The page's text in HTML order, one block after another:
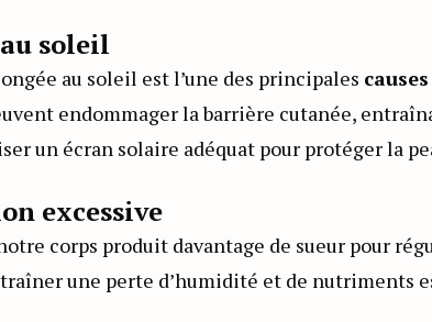
soleil
au soleil est l’une des principales
endommager la barrière cutanée,
un écran solaire adéquat pour protéger la
excessive
corps produit davantage de sueur pour
une perte d’humidité et de nutriments